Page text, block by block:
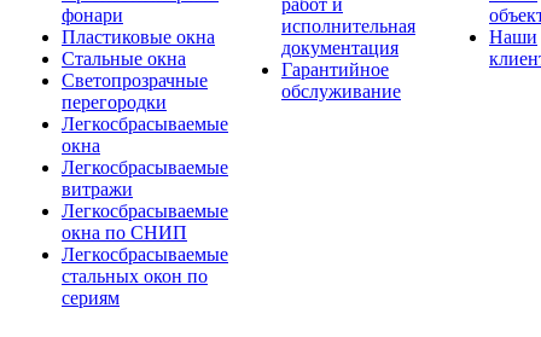
фонари
Пластиковые окна
Стальные окна
Светопрозрачные
перегородки
Легкосбрасываемые
окна
Легкосбрасываемые
витражи
Легкосбрасываемые
окна по СНИП
Легкосбрасываемые
стальных окон по
сериям
работ и
исполнительная
документация
Гарантийное
обслуживание
Наши